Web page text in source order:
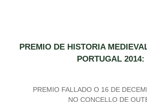
PREMIO DE HISTORIA
PORTUGAL 2014:
PREMIO FALLADO O 16 DE
NO CONCELLO DE